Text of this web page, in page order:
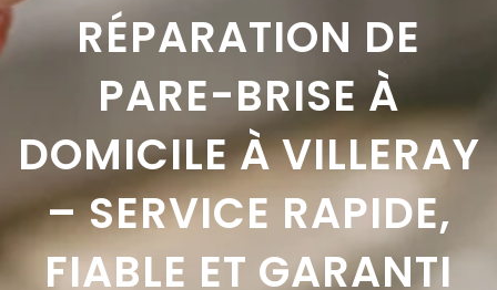
RÉPARATION DE
PARE-BRISE À
DOMICILE À VILLERAY
– SERVICE RAPIDE,
FIABLE ET GARANTI